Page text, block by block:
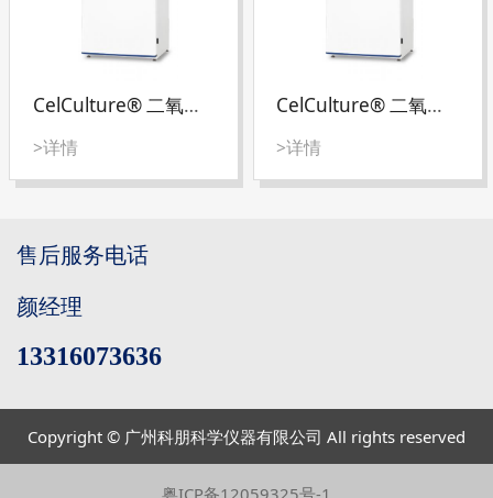
CelCulture® 二氧化碳培养箱 (直热气套式)
>详情
CelCulture® 二氧化碳培养箱（水套式）
>详情
售后服务电话
颜经理
13316073636
Copyright © 广州科朋科学仪器有限公司 All rights reserved
粤ICP备12059325号-1